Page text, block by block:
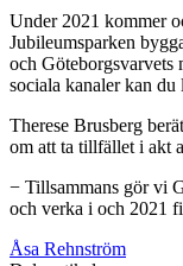
Under 2021 kommer
Jubileumsparken
och Göteborgsvarvets
sociala kanaler kan du
Therese Brusberg
om att ta tillfället i akt
− Tillsammans gör vi
och verka i och 2021
Åsa Rehnström